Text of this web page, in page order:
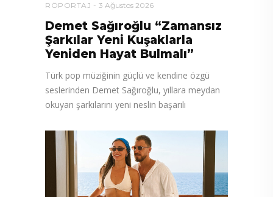
RÖPORTAJ 3 Ağustos 2026
Demet Sağıroğlu “Zamansız
Şarkılar Yeni Kuşaklarla
Yeniden Hayat Bulmalı”
Türk pop müziğinin güçlü ve kendine özgü
seslerinden Demet Sağıroğlu, yıllara meydan
okuyan şarkılarını yeni neslin başarılı